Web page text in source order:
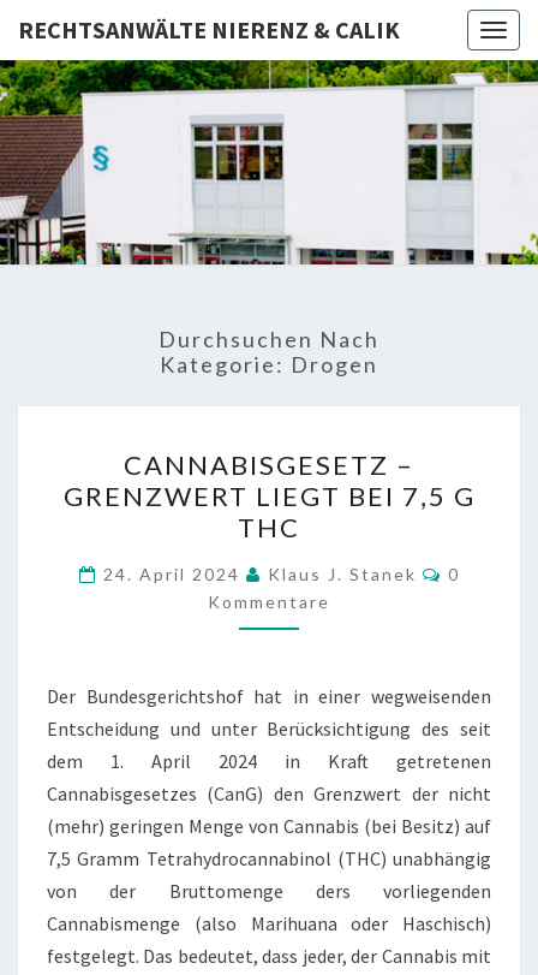
RECHTSANWÄLTE NIERENZ & CALIK
Rechtsanwälte
Durchsuchen Nach
Kategorie: Drogen
–
GRENZWERT
LIEGT
BEI
7,5
G
CANNABISGESETZ –
GRENZWERT LIEGT BEI 7,5 G
THC
24. April 2024 Klaus J. Stanek
0
Kommentare
Der Bundesgerichtshof hat in einer wegweisenden
Entscheidung und unter Berücksichtigung des seit
dem 1. April 2024 in Kraft getretenen
Cannabisgesetzes (CanG) den Grenzwert der nicht
(mehr) geringen Menge von Cannabis (bei Besitz) auf
7,5 Gramm Tetrahydrocannabinol (THC) unabhängig
von der Bruttomenge ders vorliegenden
Cannabismenge (also Marihuana oder Haschisch)
festgelegt. Das bedeutet, dass jeder, der Cannabis mit